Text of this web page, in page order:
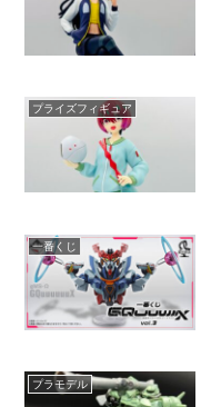
プライズフィギュア
一番くじ
プラモデル